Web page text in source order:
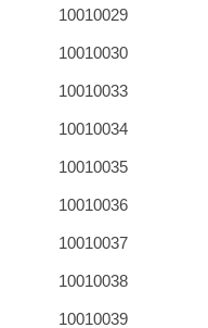
10010029
10010030
10010033
10010034
10010035
10010036
10010037
10010038
10010039